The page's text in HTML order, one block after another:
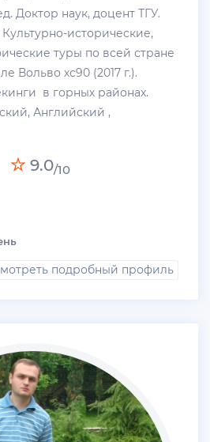
Доктор наук, доцент ТГУ.
исторические,
туры по всей стране
Вольво хс90 (2017 г.).
в горных районах.
Английский ,
9.0/10
подробный профиль